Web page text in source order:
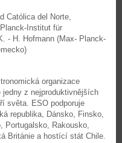
Católica del Norte,
Institut für
- H. Hofmann (Max- Planck-
organizace
jedny z nejproduktivnějších
světa. ESO podporuje
republika, Dánsko, Finsko,
Portugalsko, Rakousko,
Británie a hostící stát Chile.